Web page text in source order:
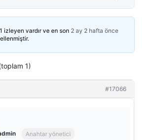
izleyen vardır ve en son 2 ay 2 hafta önce
1)
#17066
Anahtar yönetici